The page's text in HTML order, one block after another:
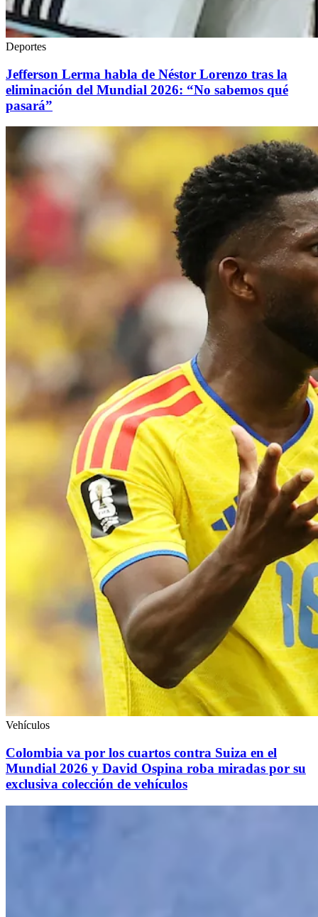
Deportes
Jefferson Lerma habla de Néstor Lorenzo tras la
eliminación del Mundial 2026: “No sabemos qué
pasará”
Vehículos
Colombia va por los cuartos contra Suiza en el
Mundial 2026 y David Ospina roba miradas por su
exclusiva colección de vehículos